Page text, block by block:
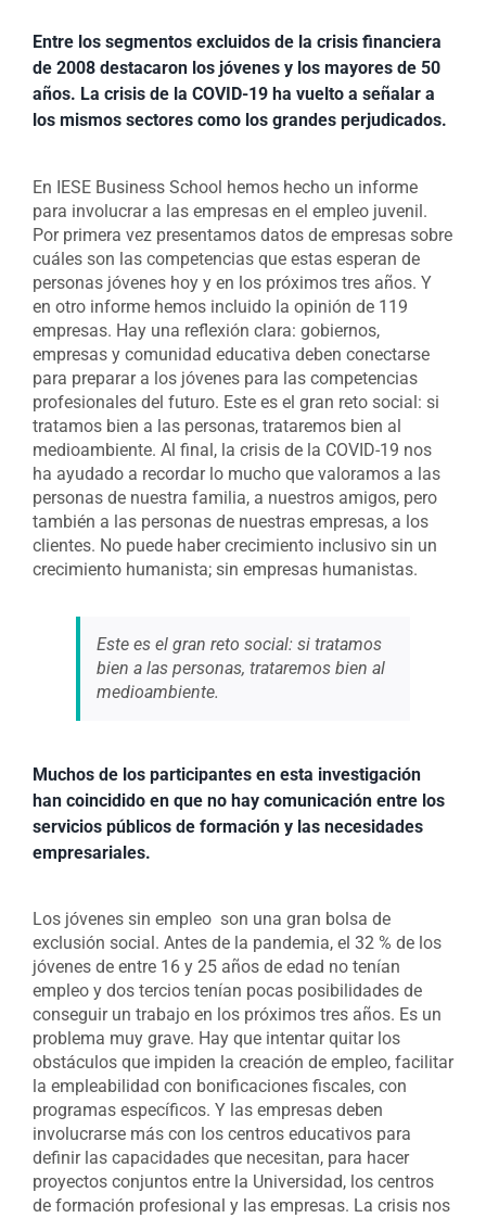
Entre los segmentos excluidos de la crisis financiera
de 2008 destacaron los jóvenes y los mayores de 50
años. La crisis de la COVID-19 ha vuelto a señalar a
los mismos sectores como los grandes perjudicados.
En IESE Business School hemos hecho un informe
para involucrar a las empresas en el empleo juvenil.
Por primera vez presentamos datos de empresas sobre
cuáles son las competencias que estas esperan de
personas jóvenes hoy y en los próximos tres años. Y
en otro informe hemos incluido la opinión de 119
empresas. Hay una reflexión clara: gobiernos,
empresas y comunidad educativa deben conectarse
para preparar a los jóvenes para las competencias
profesionales del futuro. Este es el gran reto social: si
tratamos bien a las personas, trataremos bien al
medioambiente. Al final, la crisis de la COVID-19 nos
ha ayudado a recordar lo mucho que valoramos a las
personas de nuestra familia, a nuestros amigos, pero
también a las personas de nuestras empresas, a los
clientes. No puede haber crecimiento inclusivo sin un
crecimiento humanista; sin empresas humanistas.
Este es el gran reto social: si tratamos
bien a las personas, trataremos bien al
medioambiente.
Muchos de los participantes en esta investigación
han coincidido en que no hay comunicación entre los
servicios públicos de formación y las necesidades
empresariales.
Los jóvenes sin empleo son una gran bolsa de
exclusión social. Antes de la pandemia, el 32 % de los
jóvenes de entre 16 y 25 años de edad no tenían
empleo y dos tercios tenían pocas posibilidades de
conseguir un trabajo en los próximos tres años. Es un
problema muy grave. Hay que intentar quitar los
obstáculos que impiden la creación de empleo, facilitar
la empleabilidad con bonificaciones fiscales, con
programas específicos. Y las empresas deben
involucrarse más con los centros educativos para
definir las capacidades que necesitan, para hacer
proyectos conjuntos entre la Universidad, los centros
de formación profesional y las empresas. La crisis nos